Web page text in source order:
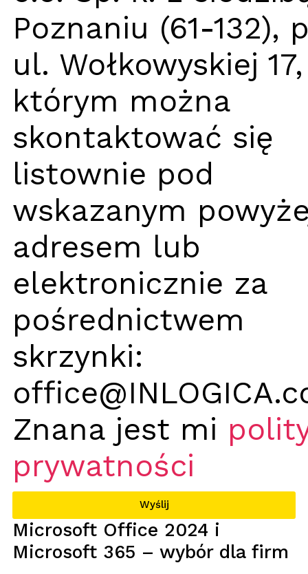
Poznaniu (61-132),
ul. Wołkowyskiej
którym można
skontaktować się
listownie pod
wskazanym
adresem lub
elektronicznie za
pośrednictwem
skrzynki:
Znana jest mi
prywatności
Wyślij
Microsoft Office 2024 i
Microsoft 365 – wybór dla firm